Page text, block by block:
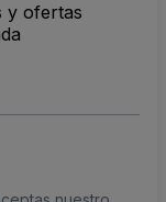
y ofertas